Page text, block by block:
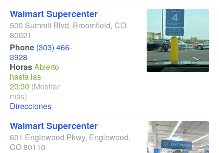
Walmart Supercenter
500 Summit Blvd, Broomfield, CO
80021
Phone (303) 466-
3928
HorasAbierto
hasta las
20:30 (Mostrar
más)
Direcciones
Walmart Supercenter
601 Englewood Pkwy, Englewood,
CO80110